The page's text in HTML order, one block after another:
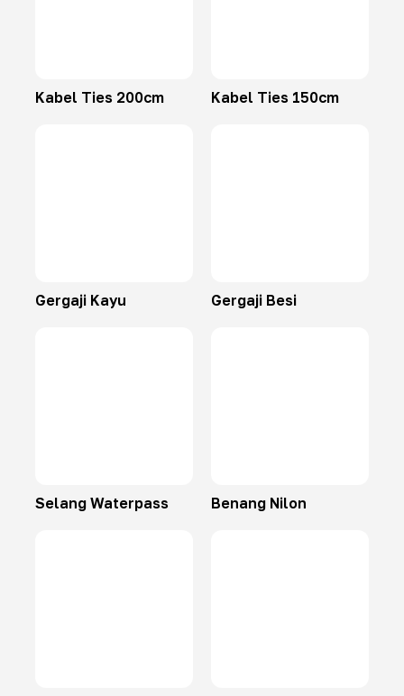
Kabel Ties 200cm Kabel Ties 150cm
Gergaji Kayu Gergaji Besi
Selang Waterpass Benang Nilon